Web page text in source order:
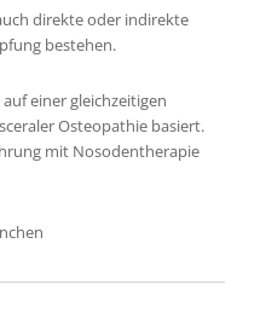
direkte oder indirekte
bestehen.
einer gleichzeitigen
Osteopathie basiert.
mit Nosodentherapie